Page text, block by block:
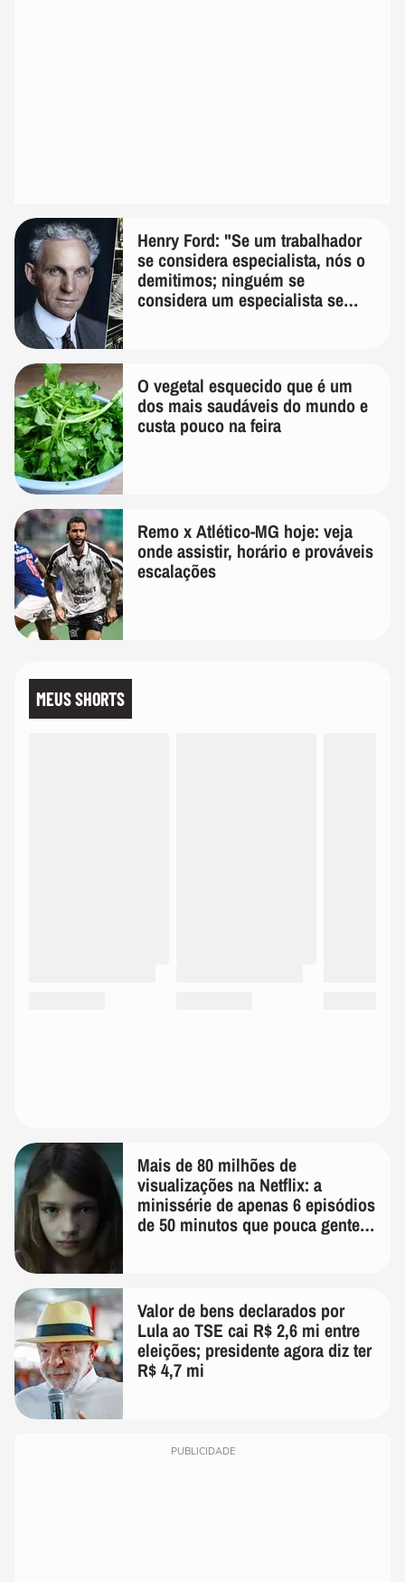
Henry Ford: "Se um trabalhador
se considera especialista, nós o
demitimos; ninguém se
considera um especialista se
O vegetal esquecido que é um
dos mais saudáveis do mundo e
custa pouco na feira
Remo x Atlético-MG hoje: veja
onde assistir, horário e prováveis
escalações
MEUS SHORTS
Mais de 80 milhões de
visualizações na Netflix: a
minissérie de apenas 6 episódios
de 50 minutos que pouca gente
Valor de bens declarados por
Lula ao TSE cai R$ 2,6 mi entre
eleições; presidente agora diz ter
R$ 4,7 mi
PUBLICIDADE